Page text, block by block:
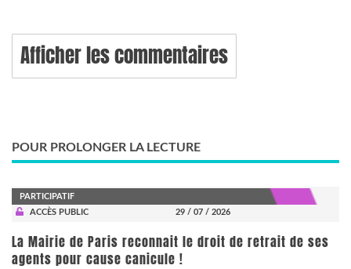
Afficher les commentaires
POUR PROLONGER LA LECTURE
PARTICIPATIF
ACCÈS PUBLIC
29 / 07 / 2026
La Mairie de Paris reconnait le droit de retrait de ses
agents pour cause canicule !